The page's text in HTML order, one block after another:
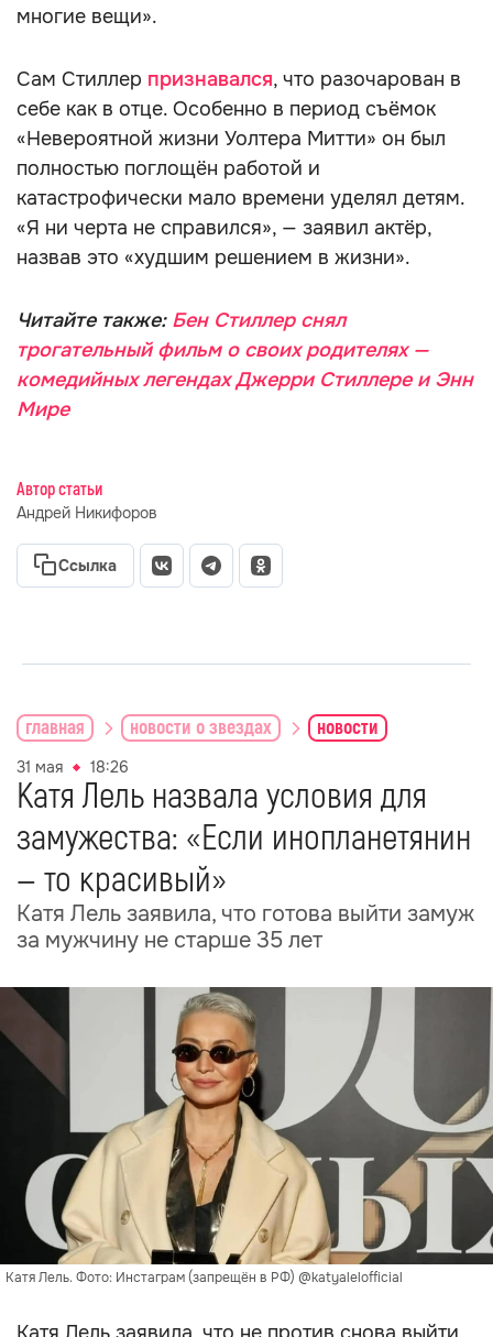
многие вещи».
Сам Стиллер признавался, что разочарован в
себе как в отце. Особенно в период съёмок
«Невероятной жизни Уолтера Митти» он был
полностью поглощён работой и
катастрофически мало времени уделял детям.
«Я ни черта не справился», — заявил актёр,
назвав это «худшим решением в жизни».
Читайте также: Бен Стиллер снял
трогательный фильм о своих родителях —
комедийных легендах Джерри Стиллере и Энн
Мире
Автор статьи
Андрей Никифоров
Ссылка
главная новости о звездах новости
31 мая 18:26
Катя Лель назвала условия для
замужества: «Если инопланетянин
— то красивый»
Катя Лель заявила, что готова выйти замуж
за мужчину не старше 35 лет
Катя Лель. Фото: Инстаграм (запрещён в РФ) @katyalelofficial